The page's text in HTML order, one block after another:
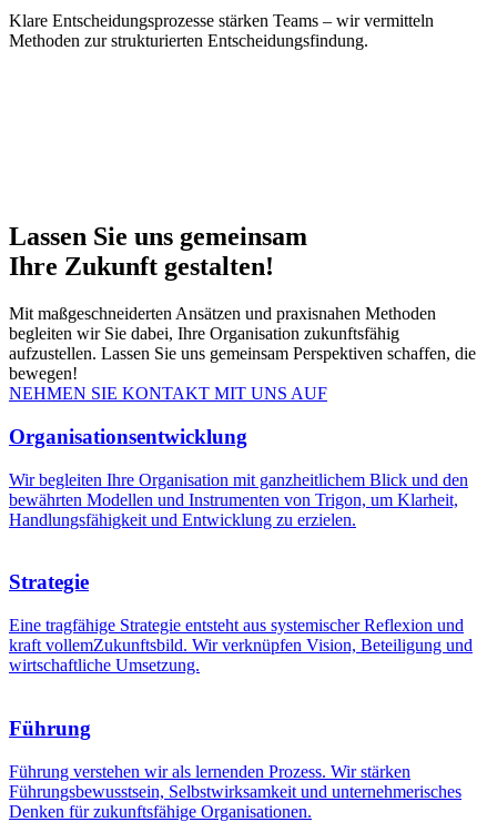
Klare Entscheidungsprozesse stärken Teams – wir vermitteln
Methoden zur strukturierten Entscheidungsfindung.
Lassen Sie uns gemeinsam
Ihre Zukunft gestalten!
Mit maßgeschneiderten Ansätzen und praxisnahen Methoden
begleiten wir Sie dabei, Ihre Organisation zukunftsfähig
aufzustellen. Lassen Sie uns gemeinsam Perspektiven schaffen, die
bewegen!
NEHMEN SIE KONTAKT MIT UNS AUF
Organisationsentwicklung
Wir begleiten Ihre Organisation mit ganzheitlichem Blick und den
bewährten Modellen und Instrumenten von Trigon, um Klarheit,
Handlungsfähigkeit und Entwicklung zu erzielen.
Strategie
Eine tragfähige Strategie entsteht aus systemischer Reflexion und
kraft vollemZukunftsbild. Wir verknüpfen Vision, Beteiligung und
wirtschaftliche Umsetzung.
Führung
Führung verstehen wir als lernenden Prozess. Wir stärken
Führungsbewusstsein, Selbstwirksamkeit und unternehmerisches
Denken für zukunftsfähige Organisationen.